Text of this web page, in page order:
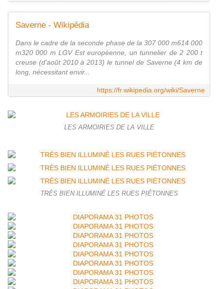
Saverne - Wikipédia
Dans le cadre de la seconde phase de la 307 000 m614 000
m320 000 m LGV Est européenne, un tunnelier de 2 200 t
creuse (d'août 2010 à 2013) le tunnel de Saverne (4 km de
long, nécessitant envir...
https://fr.wikipedia.org/wiki/Saverne
LES ARMOIRIES DE LA VILLE
TRÈS BIEN ILLUMINÉ LES RUES PIÉTONNES